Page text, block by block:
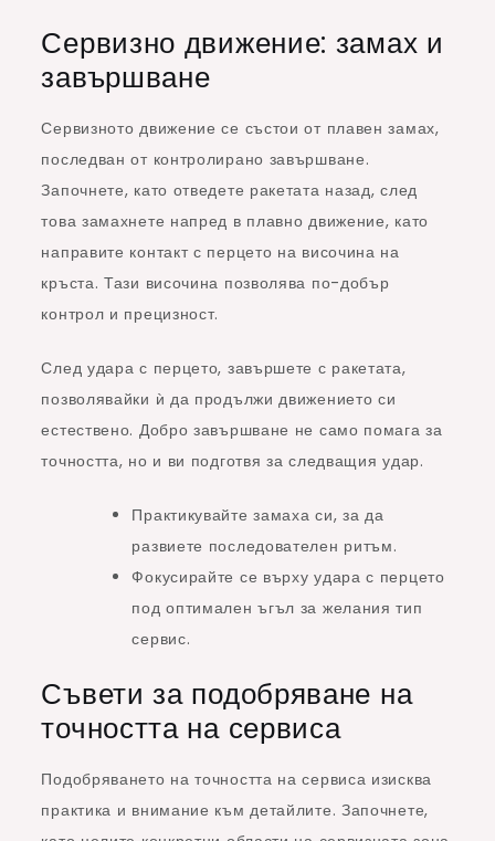
Сервизно движение: замах и
завършване
Сервизното движение се състои от плавен замах,
последван от контролирано завършване.
Започнете, като отведете ракетата назад, след
това замахнете напред в плавно движение, като
направите контакт с перцето на височина на
кръста. Тази височина позволява по-добър
контрол и прецизност.
След удара с перцето, завършете с ракетата,
позволявайки ѝ да продължи движението си
естествено. Добро завършване не само помага за
точността, но и ви подготвя за следващия удар.
Практикувайте замаха си, за да
развиете последователен ритъм.
Фокусирайте се върху удара с перцето
под оптимален ъгъл за желания тип
сервис.
Съвети за подобряване на
точността на сервиса
Подобряването на точността на сервиса изисква
практика и внимание към детайлите. Започнете,